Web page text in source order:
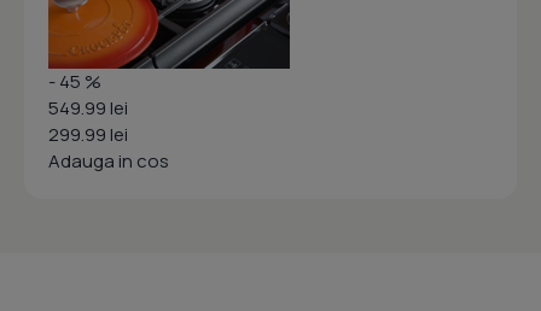
- 45 %
549.99 lei
299.99 lei
Adauga in cos